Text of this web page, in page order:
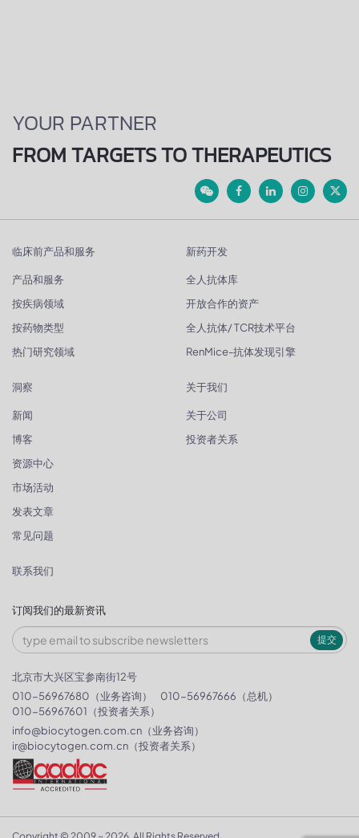
YOUR PARTNER
FROM TARGETS TO THERAPEUTICS
临床前产品和服务
产品和服务
按疾病领域
按药物类型
热门研究领域
新药开发
全人抗体库
开放合作的资产
全人抗体/ TCR技术平台
RenMice-抗体发现引擎
洞察
新闻
博客
资源中心
市场活动
发表文章
常见问题
关于我们
关于公司
投资者关系
联系我们
订阅我们的最新资讯
提交
北京市大兴区宝参南街12号
010-56967680（业务咨询）
010-56967666（总机）
010-56967601（投资者关系）
info@biocytogen.com.cn （业务咨询）
ir@biocytogen.com.cn （投资者关系）